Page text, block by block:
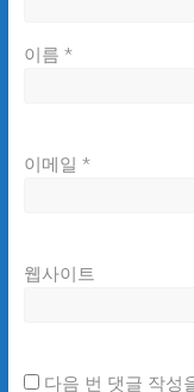
이름 *
이메일 *
웹사이트
다음 번 댓글 작성